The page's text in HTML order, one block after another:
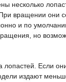
несколько
вращении они
и по
но
лопастей. Если
издают